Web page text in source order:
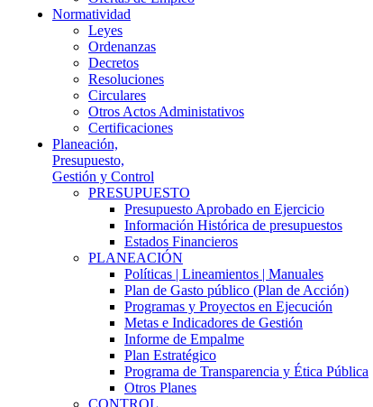
Normatividad
Leyes
Ordenanzas
Decretos
Resoluciones
Circulares
Otros Actos Administativos
Certificaciones
Planeación,
Presupuesto,
Gestión y Control
PRESUPUESTO
Presupuesto Aprobado en Ejercicio
Información Histórica de presupuestos
Estados Financieros
PLANEACIÓN
Políticas | Lineamientos | Manuales
Plan de Gasto público (Plan de Acción)
Programas y Proyectos en Ejecución
Metas e Indicadores de Gestión
Informe de Empalme
Plan Estratégico
Programa de Transparencia y Ética Pública
Otros Planes
CONTROL